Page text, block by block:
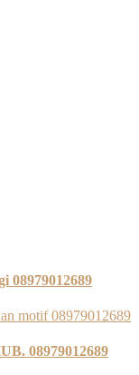
08979012689
08979012689